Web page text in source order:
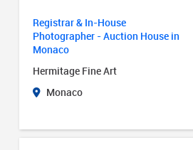
Registrar & In-House
Photographer - Auction House in
Monaco
Hermitage Fine Art
Monaco